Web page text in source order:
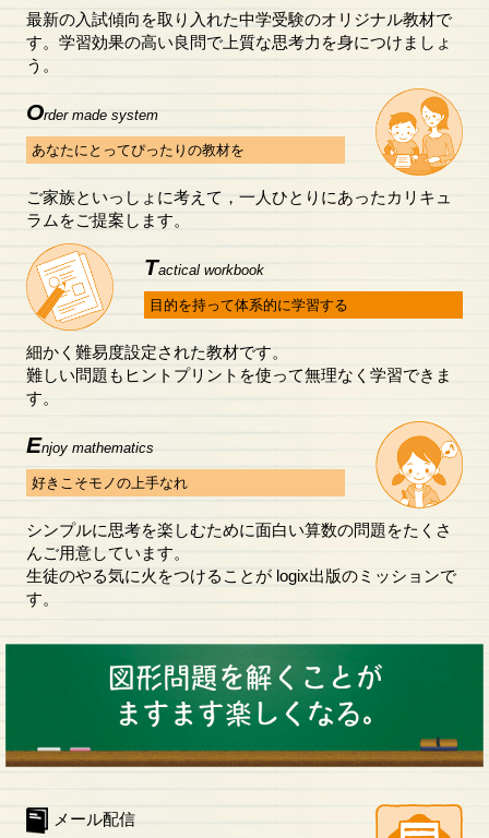
最新の入試傾向を取り入れた中学受験のオリジナル教材で
す。学習効果の高い良問で上質な思考力を身につけましょ
う。
Order made system
あなたにとってぴったりの教材を
ご家族といっしょに考えて，一人ひとりにあったカリキュ
ラムをご提案します。
Tactical workbook
目的を持って体系的に学習する
細かく難易度設定された教材です。
難しい問題もヒントプリントを使って無理なく学習できま
す。
Enjoy mathematics
好きこそモノの上手なれ
シンプルに思考を楽しむために面白い算数の問題をたくさ
んご用意しています。
生徒のやる気に火をつけることが logix出版のミッションで
す。
メール配信